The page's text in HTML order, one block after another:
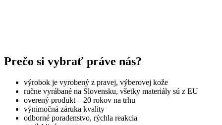
Prečo si vybrať práve nás?
výrobok je vyrobený z pravej, výberovej kože
ručne vyrábané na Slovensku, všetky materiály sú z EU
overený produkt – 20 rokov na trhu
výnimočná záruka kvality
odborné poradenstvo, rýchla reakcia